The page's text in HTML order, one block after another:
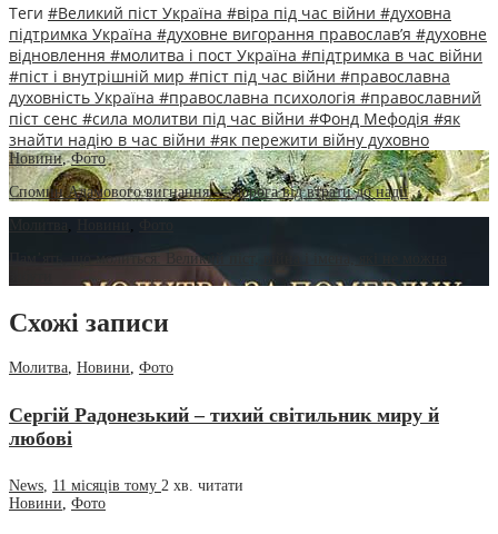
Теги #Великий піст Україна #віра під час війни #духовна
підтримка Україна #духовне вигорання православ’я #духовне
відновлення #молитва і пост Україна #підтримка в час війни
#піст і внутрішній мир #піст під час війни #православна
духовність Україна #православна психологія #православний
піст сенс #сила молитви під час війни #Фонд Мефодія #як
знайти надію в час війни #як пережити війну духовно
Новини,Фото
Спомин Адамового вигнання — дорога від втрати до надії
Пам’ять, що молиться: Великий піст, війна і імена, які не можна
Схожі записи
Молитва, Новини, Фото
Сергій Радонезький – тихий світильник миру й
любові
News, 11 місяців тому 2 хв. читати
Новини, Фото